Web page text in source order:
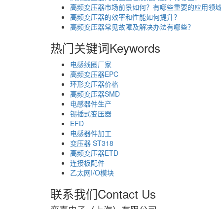
高频变压器市场前景如何？有哪些重要的应用领
高频变压器的效率和性能如何提升？
高频变压器常见故障及解决办法有哪些？
热门关键词Keywords
电感线圈厂家
高频变压器EPC
环形变压器价格
高频变压器SMD
电感器件生产
锡插式变压器
EFD
电感器件加工
变压器 ST318
高频变压器ETD
连接板配件
乙太网I/O模块
联系我们Contact Us